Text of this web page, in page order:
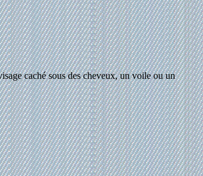
caché sous des cheveux, un voile ou un